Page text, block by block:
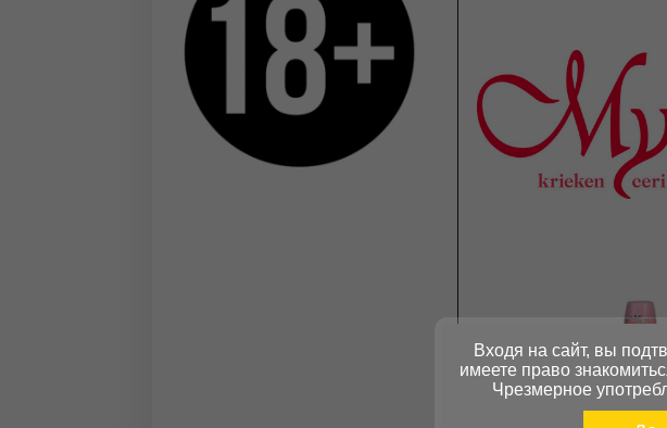
Входя на сайт, вы
имеете право
Чрезмерное